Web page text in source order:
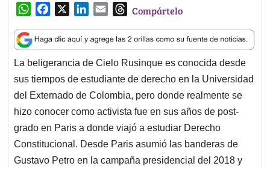
W
a
t
s
A
p
p
c
e
b
o
o
k
n
k
e
d
I
n
a
i
l
T
r
e
a
d
s
Compártelo
La beligerancia de Cielo Rusinque es conocida desde
sus tiempos de estudiante de derecho en la Universidad
del Externado de Colombia, pero donde realmente se
hizo conocer como activista fue en sus años de post-
grado en Paris a donde viajó a estudiar Derecho
Constitucional. Desde Paris asumió las banderas de
Gustavo Petro en la campaña presidencial del 2018 y